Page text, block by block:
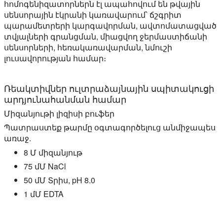
հոմոգենիզատորներն էլ ապահովում են թվային
սենսորային էկրանի կառավարում՝ ճշգրիտ
պարամետրերի կարգավորման, ավտոմատացված
տվյալների գրանցման, միացվող ջերմաստիճանի
սենսորների, հեռակառավարման, նմուշի
լուսավորության համար։
Ռեակտիվներ ուլտրաձայնային սպիտակուցի
արդյունահանման համար
Միզանյութի լիզիսի բուֆեր
Պատրաստեք թարմը օգտագործելուց անմիջապես
առաջ.
8 Մ միզանյութ
75 մՄ NaCl
50 մՄ Տրիս, pH 8.0
1 մՄ EDTA